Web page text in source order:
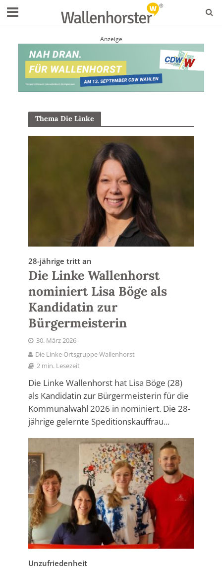
Anzeige
Thema Die Linke
28-jährige tritt an
Die Linke Wallenhorst
nominiert Lisa Böge als
Kandidatin zur
Bürgermeisterin
30. März 2026
Die Linke Ortsgruppe Wallenhorst
2 min. Lesezeit
Die Linke Wallenhorst hat Lisa Böge (28)
als Kandidatin zur Bürgermeisterin für die
Kommunalwahl 2026 in nominiert. Die 28-
jährige gelernte Speditionskauffrau...
Unzufriedenheit